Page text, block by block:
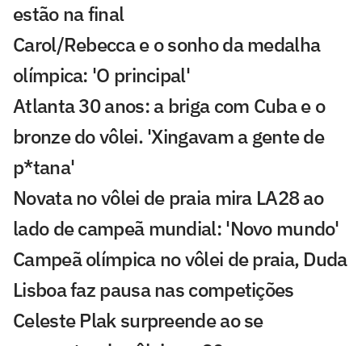
estão na final
Carol/Rebecca e o sonho da medalha
olímpica: 'O principal'
Atlanta 30 anos: a briga com Cuba e o
bronze do vôlei. 'Xingavam a gente de
p*tana'
Novata no vôlei de praia mira LA28 ao
lado de campeã mundial: 'Novo mundo'
Campeã olímpica no vôlei de praia, Duda
Lisboa faz pausa nas competições
Celeste Plak surpreende ao se